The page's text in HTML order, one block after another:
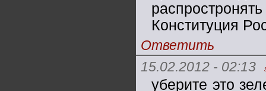
Конституция
Ответить
15.02.2012 - 02:13
уберите это